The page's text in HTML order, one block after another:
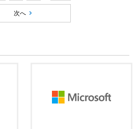
次へ